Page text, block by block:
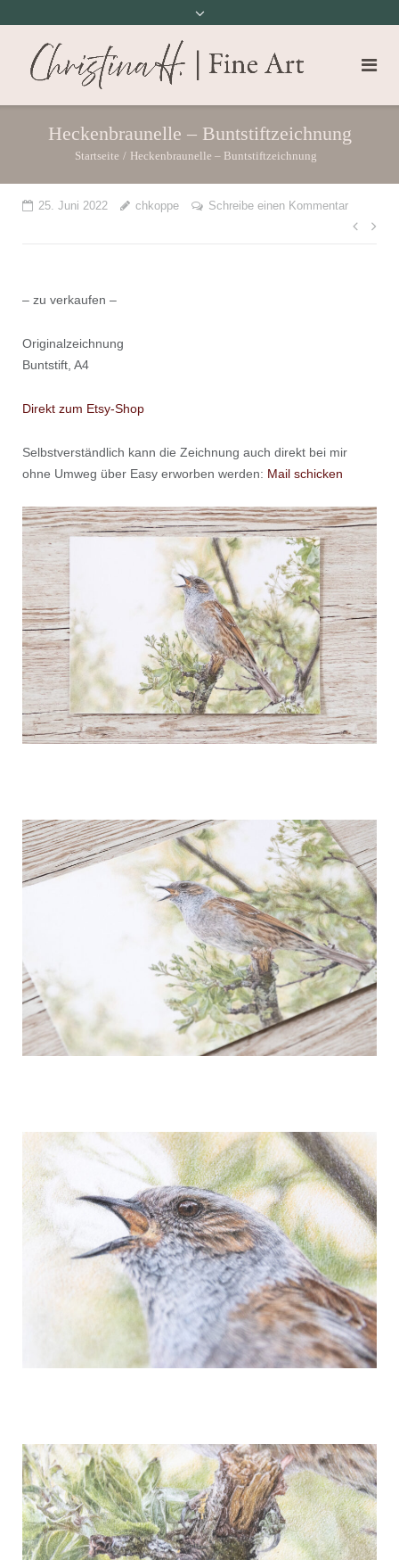
Heckenbraunelle – Buntstiftzeichnung
Startseite / Heckenbraunelle – Buntstiftzeichnung
25. Juni 2022 chkoppe Schreibe einen Kommentar
– zu verkaufen –
Originalzeichnung
Buntstift, A4
Direkt zum Etsy-Shop
Selbstverständlich kann die Zeichnung auch direkt bei mir
ohne Umweg über Easy erworben werden: Mail schicken